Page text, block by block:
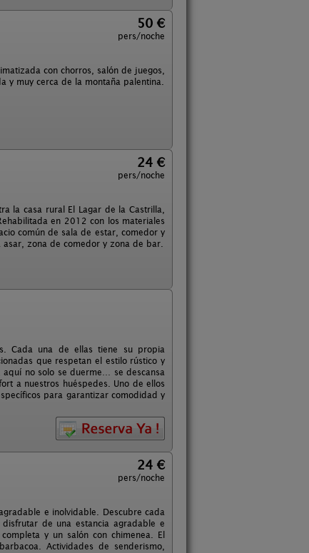
50 €
pers/noche
con chorros, salón de juegos,
y muy cerca de la montaña palentina.
24 €
pers/noche
la casa rural El Lagar de la Castrilla,
en 2012 con los materiales
común de sala de estar, comedor y
zona de comedor y zona de bar.
Cada una de ellas tiene su propia
que respetan el estilo rústico y
no solo se duerme… se descansa
a nuestros huéspedes. Uno de ellos
para garantizar comodidad y
24 €
pers/noche
e inolvidable. Descubre cada
de una estancia agradable e
y un salón con chimenea. El
Actividades de senderismo,